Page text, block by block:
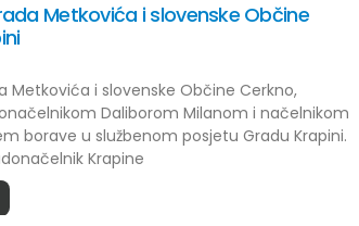
Metkovića i slovenske Občine
Metkovića i slovenske Občine Cerkno,
Daliborom Milanom i načelnikom
borave u službenom posjetu Gradu Krapini.
Krapine